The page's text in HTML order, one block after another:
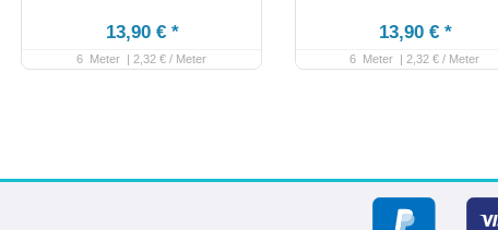
13,90 € *
6 Meter | 2,32 € / Meter
13,90 € *
6 Meter | 2,32 € / Meter